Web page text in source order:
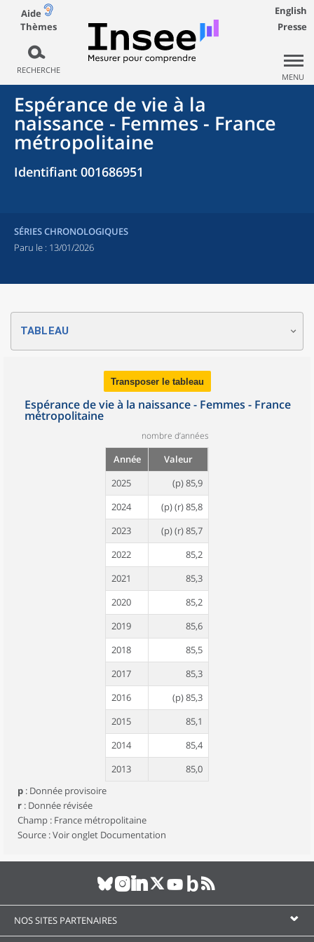
Aide
Thèmes
RECHERCHE
English
Presse
MENU
Espérance de vie à la
naissance - Femmes - France
métropolitaine
Identifiant 001686951
SÉRIES CHRONOLOGIQUES
Paru le : 13/01/2026
TABLEAU
Transposer le tableau
Espérance de vie à la naissance - Femmes - France
métropolitaine
nombre d’années
Année
Valeur
2025
(p) 85,9
2024
(p) (r) 85,8
2023
(p) (r) 85,7
2022
85,2
2021
85,3
2020
85,2
2019
85,6
2018
85,5
2017
85,3
2016
(p) 85,3
2015
85,1
2014
85,4
2013
85,0
2011
2010
2009
84,5
2008
84,4
2006
84,2
p : Donnée provisoire
r : Donnée révisée
Champ : France métropolitaine
Source : Voir onglet Documentation
NOS SITES PARTENAIRES